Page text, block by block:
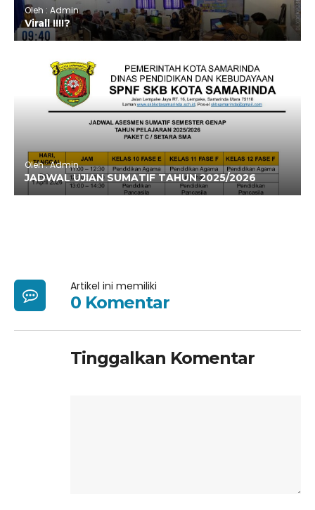
Oleh : Admin
Virall !!!!?
Oleh : Admin
JADWAL UJIAN SUMATIF TAHUN 2025/2026
Artikel ini memiliki
0 Komentar
Tinggalkan Komentar